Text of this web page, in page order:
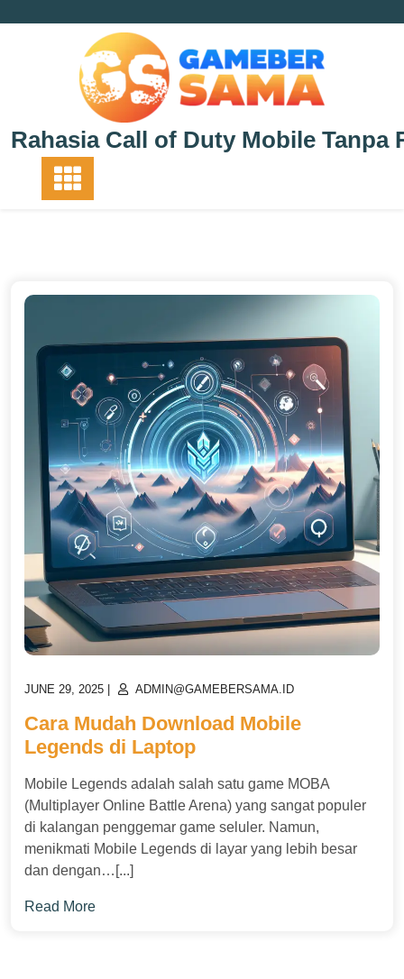
Rahasia Call of Duty Mobile Tanpa
POSTED
JUNE 29, 2025
POSTED
ADMIN@GAMEBERSAMA.ID
Cara Mudah Download Mobile
Legends di Laptop
Mobile Legends adalah salah satu game MOBA
(Multiplayer Online Battle Arena) yang sangat populer
di kalangan penggemar game seluler. Namun,
menikmati Mobile Legends di layar yang lebih besar
dan dengan…[...]
Read More